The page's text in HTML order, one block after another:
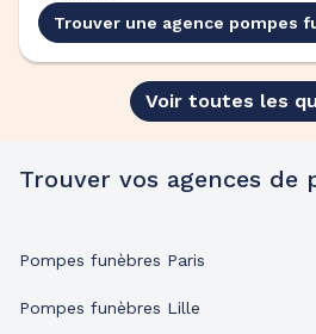
Trouver une agence pompes
Voir toutes les
Trouver vos agences de
Pompes funèbres Paris
Pompes funèbres Lille